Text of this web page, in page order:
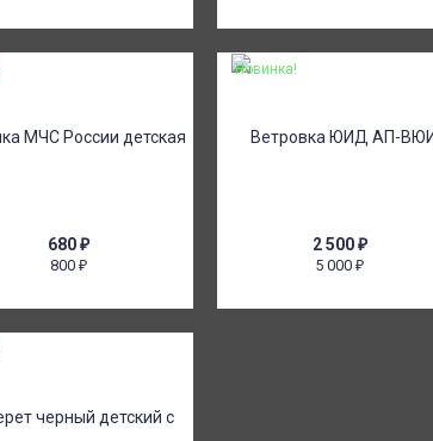
680₽
800 ₽
2 500₽
5 000₽
Новинка!